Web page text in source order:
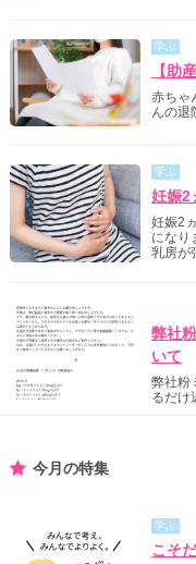
学ぶ
【助
赤ちゃ
んの退
学ぶ
妊娠2
妊娠2
になり
乳房が
弊社
いて
弊社粉
るだけ
今月の特集
学ぶ
こそ